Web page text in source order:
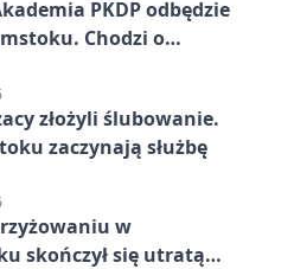
PKDP odbędzie
Chodzi o
złożyli ślubowanie.
zaczynają służbę
w
skończył się utratą